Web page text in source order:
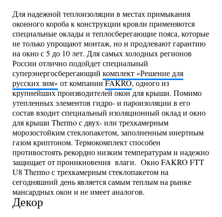
Для надежной теплоизоляции в местах примыкания
оконного короба к конструкции кровли применяются
специальные оклады и теплосберегающие пояса, которые
не только упрощают монтаж, но и продлевают гарантию
на окно с 5 до 10 лет. Для самых холодных регионов
России отлично подойдет специальный
суперэнергосберегающий комплект «Решение для
русских зим» от компанииFAKRO, одного из
крупнейших производителей окон для крыши. Помимо
утепленных элементов гидро- и пароизоляции в его
состав входит специальный изоляционный оклад и окно
для крыши Thermo с двух- или трехкамерным
морозостойким стеклопакетом, заполненным инертным
газом криптоном. Термокомплект способен
противостоять рекордно низким температурам и надежно
защищает от проникновения влаги. Окно FAKRO FTT
U8 Thermo с трехкамерным стеклопакетом на
сегодняшний день является самым теплым на рынке
мансардных окон и не имеет аналогов.
Декор